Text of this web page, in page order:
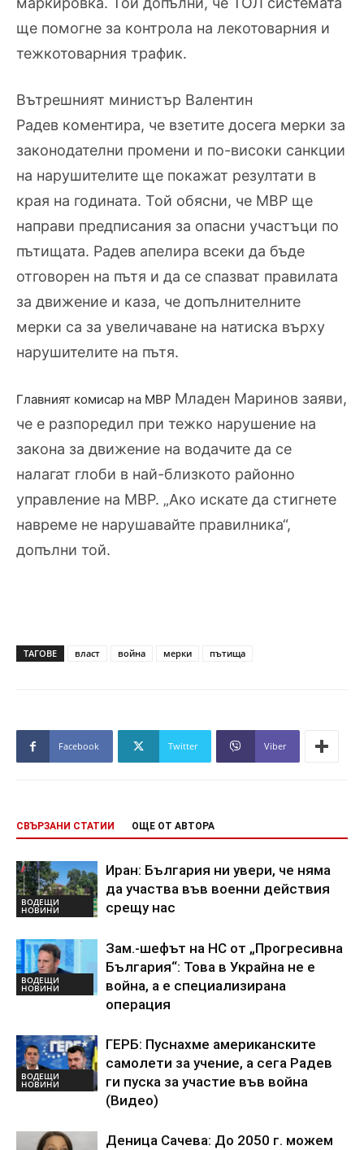
ще помогне за контрола на лекотоварния и
тежкотоварния трафик.
Вътрешният министър Валентин
Радев коментира, че взетите досега мерки за
законодателни промени и по-високи санкции
на нарушителите ще покажат резултати в
края на годината. Той обясни, че МВР ще
направи предписания за опасни участъци по
пътищата. Радев апелира всеки да бъде
отговорен на пътя и да се спазват правилата
за движение и каза, че допълнителните
мерки са за увеличаване на натиска върху
нарушителите на пътя.
Главният комисар на МВР Младен Маринов заяви,
че е разпоредил при тежко нарушение на
закона за движение на водачите да се
налагат глоби в най-близкото районно
управление на МВР. „Ако искате да стигнете
навреме не нарушавайте правилника“,
допълни той.
ТАГОВЕ власт война мерки пътища
Facebook Twitter Viber
СВЪРЗАНИ СТАТИИ ОЩЕ ОТ АВТОРА
ВОДЕЩИ
НОВИНИ
Иран: България ни увери, че няма
да участва във военни действия
срещу нас
ВОДЕЩИ
НОВИНИ
Зам.-шефът на НС от „Прогресивна
България“: Това в Украйна не е
война, а е специализирана
операция
ВОДЕЩИ
НОВИНИ
ГЕРБ: Пуснахме американските
самолети за учение, а сега Радев
ги пуска за участие във война
(Видео)
Деница Сачева: До 2050 г. можем